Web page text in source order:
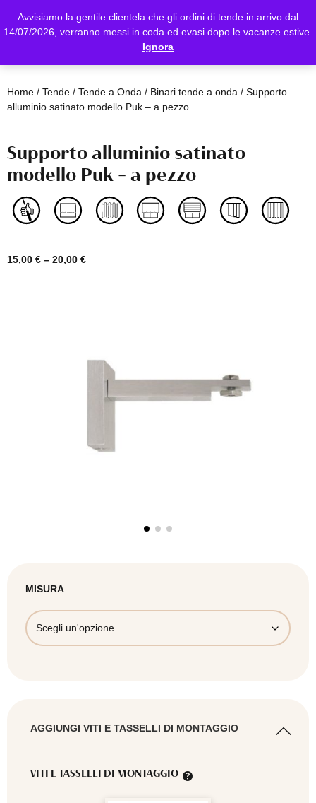
Avvisiamo la gentile clientela che gli ordini di tende in arrivo dal
14/07/2026, verranno messi in coda ed evasi dopo le vacanze estive.
Ignora
Home/ Tende/ Tende a Onda / Binari tende a onda / Supporto
alluminio satinato modello Puk – a pezzo
Supporto alluminio satinato
modello Puk – a pezzo
15,00 €– 20,00 €
MISURA
AGGIUNGI VITI E TASSELLI DI MONTAGGIO
VITI E TASSELLI DI MONTAGGIO